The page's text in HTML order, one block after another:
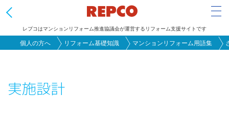
レプコはマンションリフォーム推進協議会が運営するリフォーム支援サイトです
個人の方へ リフォーム基礎知識 マンションリフォーム用語集
実施設計